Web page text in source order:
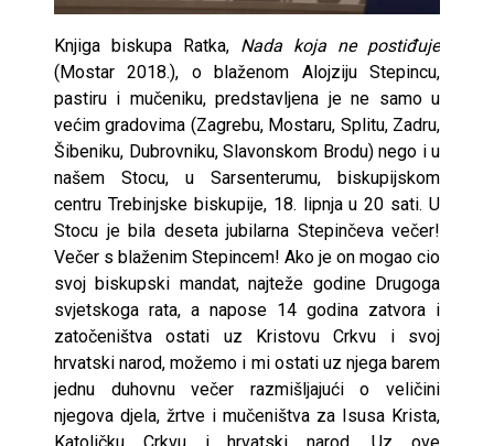
Knjiga biskupa Ratka, Nada koja ne postiđuje
(Mostar 2018.), o blaženom Alojziju Stepincu,
pastiru i mučeniku, predstavljena je ne samo u
većim gradovima (Zagrebu, Mostaru, Splitu, Zadru,
Šibeniku, Dubrovniku, Slavonskom Brodu) nego i u
našem Stocu, u Sarsenterumu, biskupijskom
centru Trebinjske biskupije, 18. lipnja u 20 sati. U
Stocu je bila deseta jubilarna Stepinčeva večer!
Večer s blaženim Stepincem! Ako je on mogao cio
svoj biskupski mandat, najteže godine Drugoga
svjetskoga rata, a napose 14 godina zatvora i
zatočeništva ostati uz Kristovu Crkvu i svoj
hrvatski narod, možemo i mi ostati uz njega barem
jednu duhovnu večer razmišljajući o veličini
njegova djela, žrtve i mučeništva za Isusa Krista,